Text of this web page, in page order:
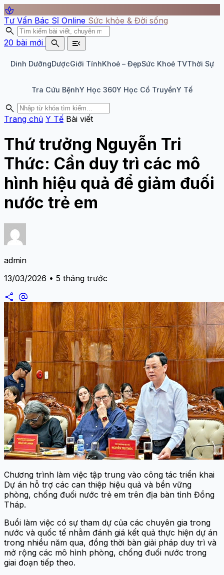
spa
Tư Vấn Bác Sĩ Online Sức khỏe & Đời sống
search
20 bài mới search menu_open
Dinh DưỡngDượcGiới TínhKhoẻ – ĐẹpSức Khoẻ TVThời Sự
Tra Cứu BệnhY Học 360Y Học Cổ TruyềnY Tế
search
Trang chủ Y Tế Bài viết
Thứ trưởng Nguyễn Tri
Thức: Cần duy trì các mô
hình hiệu quả để giảm đuối
nước trẻ em
admin
13/03/2026 • 5 tháng trước
share alternate_email
Chương trình làm việc tập trung vào công tác triển khai
Dự án hỗ trợ các can thiệp hiệu quả và bền vững
phòng, chống đuối nước trẻ em trên địa bàn tỉnh Đồng
Tháp.
Buổi làm việc có sự tham dự của các chuyên gia trong
nước và quốc tế nhằm đánh giá kết quả thực hiện dự án
trong nhiều năm qua, đồng thời bàn giải pháp duy trì và
mở rộng các mô hình phòng, chống đuối nước trong
giai đoạn tiếp theo.